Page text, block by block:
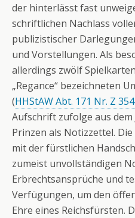
der hinterlässt fast
schriftlichen Nachlass
publizistischer
und Vorstellungen. Als
allerdings zwölf
„Regance“ bezeichneten
(HHStAW Abt. 171 Nr. Z
Aufschrift zufolge aus dem
Prinzen als Notizzettel.
mit der fürstlichen
zumeist unvollständigen
Erbrechtsansprüche und
Verfügungen, um den
Ehre eines Reichsfürsten.